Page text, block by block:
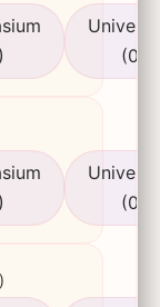
(0)
(0)